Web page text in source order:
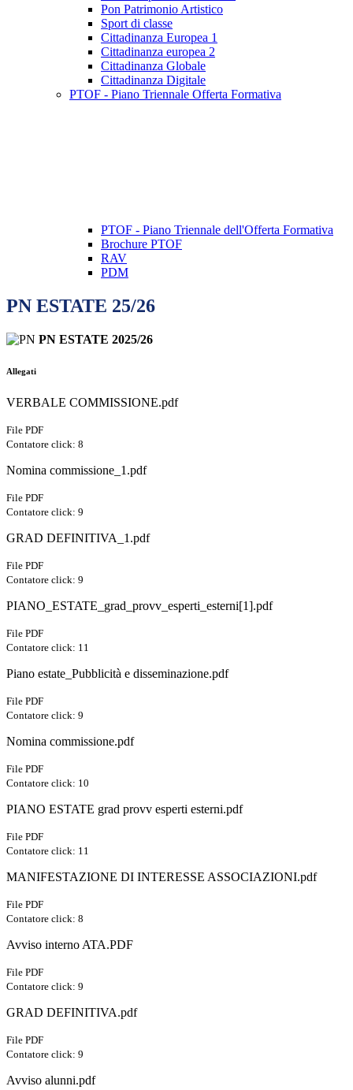
Pon Patrimonio Artistico
Sport di classe
Cittadinanza Europea 1
Cittadinanza europea 2
Cittadinanza Globale
Cittadinanza Digitale
PTOF - Piano Triennale Offerta Formativa
PTOF - Piano Triennale dell'Offerta Formativa
Brochure PTOF
RAV
PDM
PN ESTATE 25/26
PN ESTATE 2025/26
Allegati
VERBALE COMMISSIONE.pdf
File PDF
Contatore click: 8
Nomina commissione_1.pdf
File PDF
Contatore click: 9
GRAD DEFINITIVA_1.pdf
File PDF
Contatore click: 9
PIANO_ESTATE_grad_provv_esperti_esterni[1].pdf
File PDF
Contatore click: 11
Piano estate_Pubblicità e disseminazione.pdf
File PDF
Contatore click: 9
Nomina commissione.pdf
File PDF
Contatore click: 10
PIANO ESTATE grad provv esperti esterni.pdf
File PDF
Contatore click: 11
MANIFESTAZIONE DI INTERESSE ASSOCIAZIONI.pdf
File PDF
Contatore click: 8
Avviso interno ATA.PDF
File PDF
Contatore click: 9
GRAD DEFINITIVA.pdf
File PDF
Contatore click: 9
Avviso alunni.pdf